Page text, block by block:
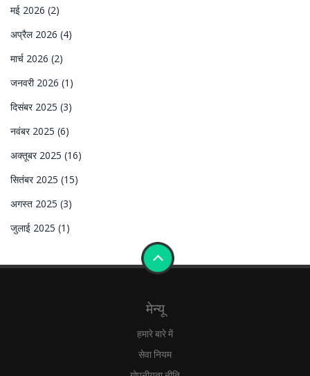
मई 2026 (2)
अप्रैल 2026 (4)
मार्च 2026 (2)
जनवरी 2026 (1)
दिसंबर 2025 (3)
नवंबर 2025 (6)
अक्तूबर 2025 (16)
सितंबर 2025 (15)
अगस्त 2025 (3)
जुलाई 2025 (1)
मेन्यू
हमारे बारे में
सेवा नियम